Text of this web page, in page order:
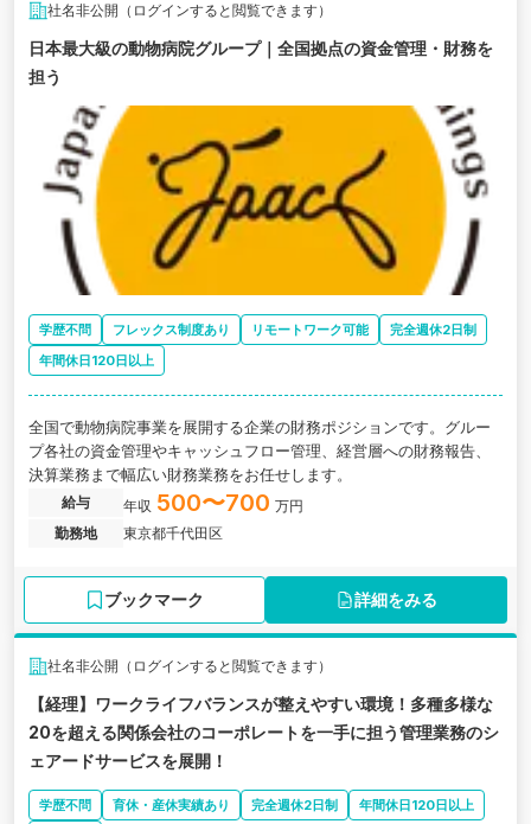
社名非公開（ログインすると閲覧できます）
日本最大級の動物病院グループ｜全国拠点の資金管理・財務を
担う
学歴不問 フレックス制度あり リモートワーク可能
完全週休2日制
年間休日120日以上
全国で動物病院事業を展開する企業の財務ポジションです。グルー
プ各社の資金管理やキャッシュフロー管理、経営層への財務報告、
決算業務まで幅広い財務業務をお任せします。
給与 年収 500〜700 万円
勤務地
東京都千代田区
ブックマーク 詳細をみる
社名非公開（ログインすると閲覧できます）
【経理】ワークライフバランスが整えやすい環境！多種多様な
20を超える関係会社のコーポレートを一手に担う管理業務のシ
ェアードサービスを展開！
学歴不問 育休・産休実績あり 完全週休2日制
年間休日120日以上